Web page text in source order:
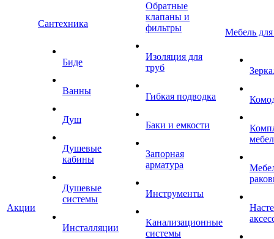
Акции
Сантехника
Биде
Ванны
Душ
Душевые
кабины
Душевые
системы
Инсталляции
Обратные
клапаны и
фильтры
Изоляция для
труб
Гибкая подводка
Баки и емкости
Запорная
арматура
Инструменты
Канализационные
системы
Мебель